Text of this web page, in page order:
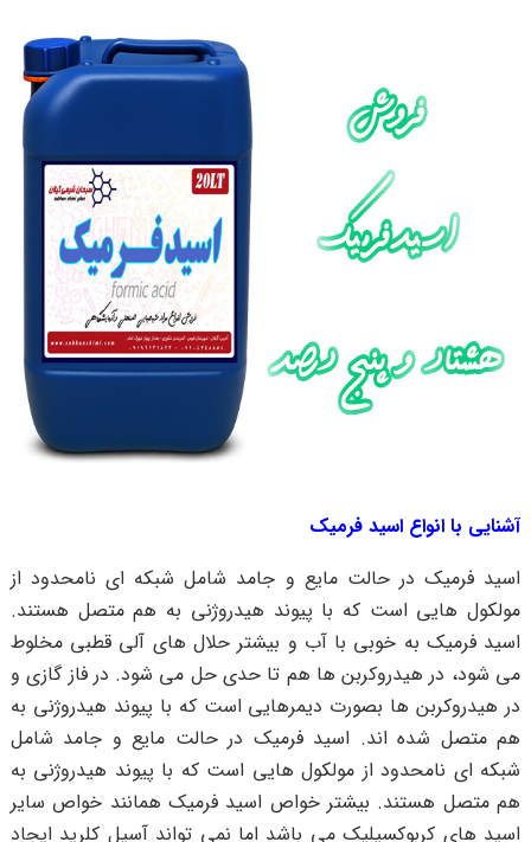
آشنایی با انواع اسید فرمیک
اسید فرمیک در حالت مایع و جامد شامل شبکه ای نامحدود از
مولکول هایی است که با پیوند هیدروژنی به هم متصل هستند.
اسید فرمیک به خوبی با آب و بیشتر حلال های آلی قطبی مخلوط
می شود، در هیدروکربن ها هم تا حدی حل می شود. در فاز گازی و
در هیدروکربن ها بصورت دیمرهایی است که با پیوند هیدروژنی به
هم متصل شده اند. اسید فرمیک در حالت مایع و جامد شامل
شبکه ای نامحدود از مولکول هایی است که با پیوند هیدروژنی به
هم متصل هستند. بیشتر خواص اسید فرمیک همانند خواص سایر
اسید های کربوکسیلیک می باشد اما نمی تواند آسیل کلرید ایجاد